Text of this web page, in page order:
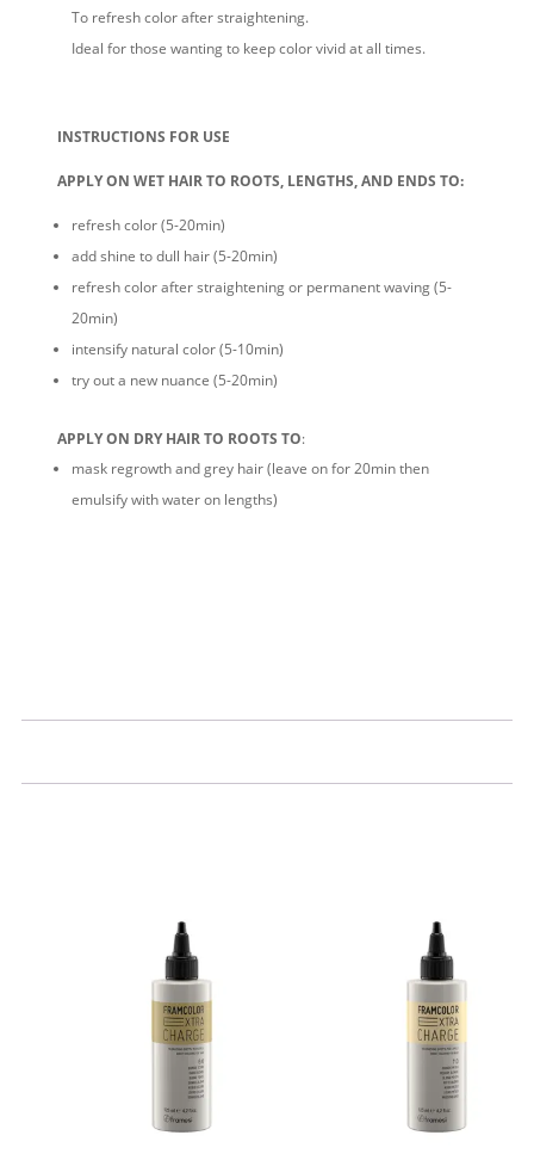
To refresh color after straightening.
Ideal for those wanting to keep color vivid at all times.
INSTRUCTIONS FOR USE
APPLY ON WET HAIR TO ROOTS, LENGTHS, AND ENDS TO:
refresh color (5-20min)
add shine to dull hair (5-20min)
refresh color after straightening or permanent waving (5-
20min)
intensify natural color (5-10min)
try out a new nuance (5-20min)
APPLY ON DRY HAIR TO ROOTS TO:
mask regrowth and grey hair (leave on for 20min then
emulsify with water on lengths)